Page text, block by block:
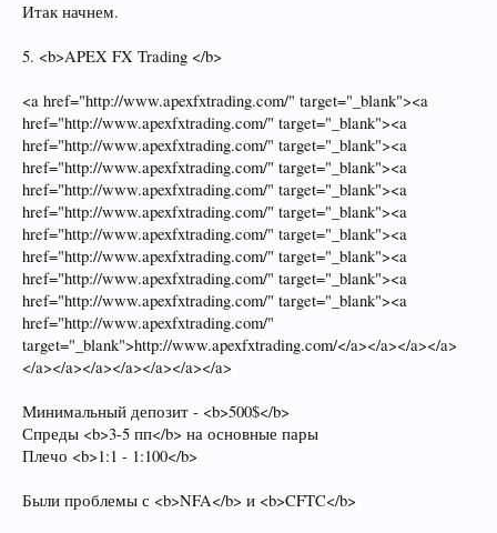
Итак начнем.
5. <b>APEX FX Trading </b>
<a href="http://www.apexfxtrading.com/" target="_blank"><a
href="http://www.apexfxtrading.com/" target="_blank"><a
href="http://www.apexfxtrading.com/" target="_blank"><a
href="http://www.apexfxtrading.com/" target="_blank"><a
href="http://www.apexfxtrading.com/" target="_blank"><a
href="http://www.apexfxtrading.com/" target="_blank"><a
href="http://www.apexfxtrading.com/" target="_blank"><a
href="http://www.apexfxtrading.com/" target="_blank"><a
href="http://www.apexfxtrading.com/" target="_blank"><a
href="http://www.apexfxtrading.com/" target="_blank"><a
href="http://www.apexfxtrading.com/"
target="_blank">http://www.apexfxtrading.com/</a></a></a></a>
</a></a></a></a></a></a></a>
Минимальный депозит - <b>500$</b>
Спреды <b>3-5 пп</b> на основные пары
Плечо <b>1:1 - 1:100</b>
Были проблемы с <b>NFA</b> и <b>CFTC</b>